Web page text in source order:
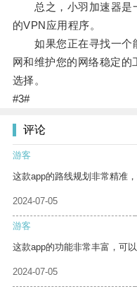
总之，小羽加速器是
的VPN应用程序。
如果您正在寻找一个
网和维护您的网络稳定的
选择。
#3#
评论
游客
这款app的路线规划非常精准
2024-07-05
游客
这款app的功能非常丰富，可
2024-07-05